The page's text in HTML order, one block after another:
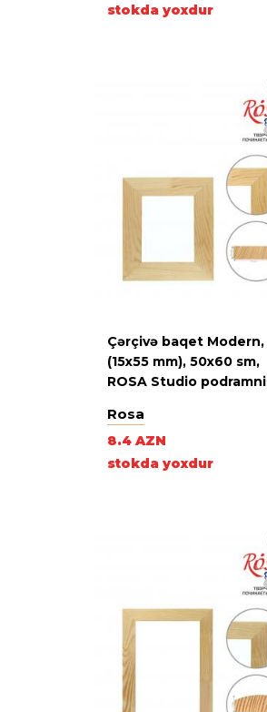
stokda yoxdur
Çərçivə baqet
(15x55 mm), 50х60 sm,
ROSA Studio
Rosa
8.4 AZN
stokda yoxdur